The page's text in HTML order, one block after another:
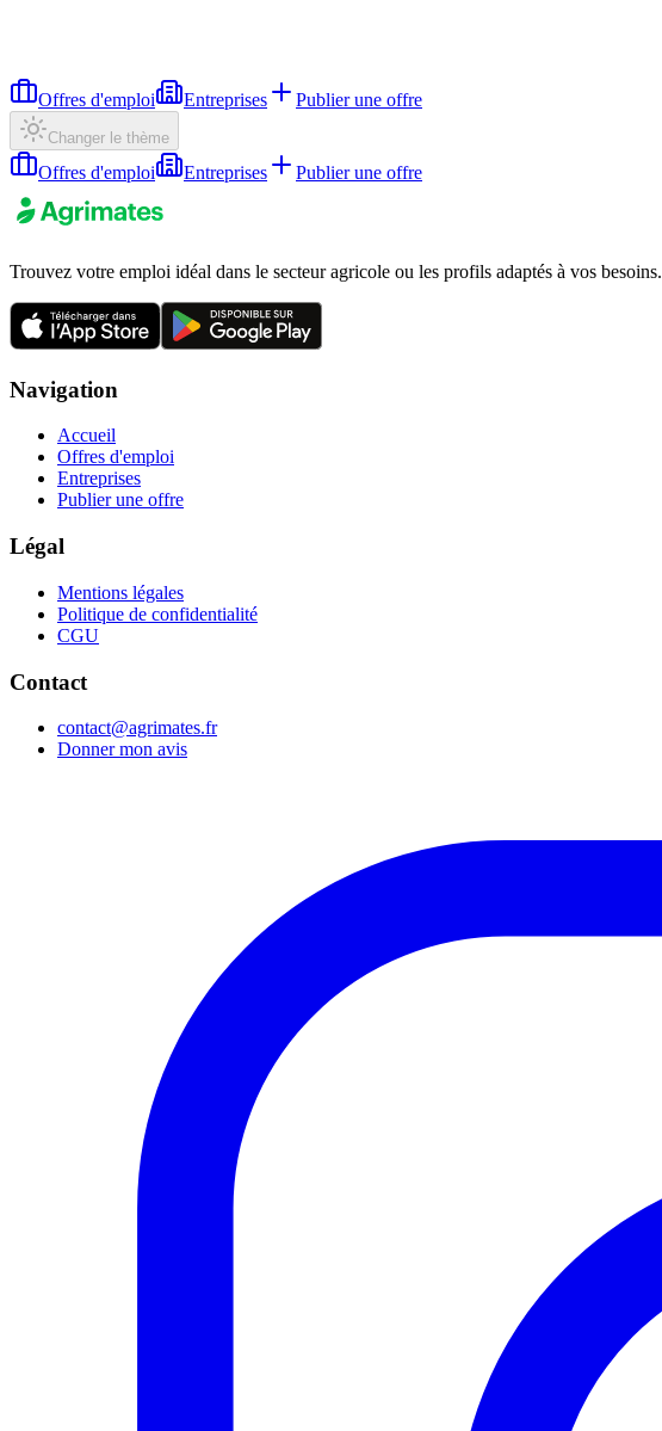
Offres d'emploi Entreprises Publier une offre
Changer le thème
Offres d'emploi Entreprises Publier une offre
Trouvez votre emploi idéal dans le secteur agricole ou les profils adaptés à vos besoins.
Navigation
Accueil
Offres d'emploi
Entreprises
Publier une offre
Légal
Mentions légales
Politique de confidentialité
CGU
Contact
contact@agrimates.fr
Donner mon avis